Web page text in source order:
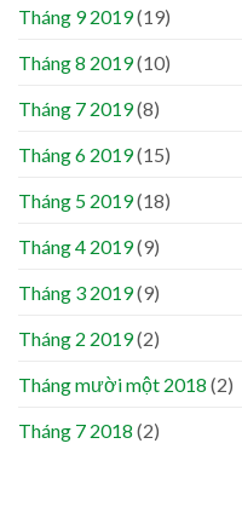
Tháng 9 2019(19)
Tháng 8 2019(10)
Tháng 7 2019(8)
Tháng 6 2019(15)
Tháng 5 2019(18)
Tháng 4 2019(9)
Tháng 3 2019(9)
Tháng 2 2019(2)
Tháng mười một 2018 (2)
Tháng 7 2018 (2)